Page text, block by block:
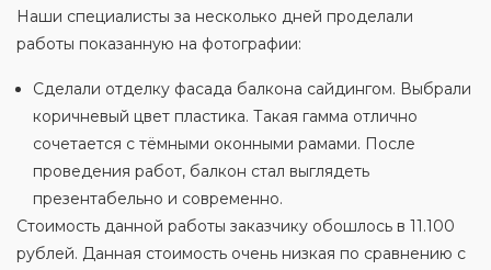
Наши специалисты за несколько дней проделали
работы показанную на фотографии:
Сделали отделку фасада балкона сайдингом. Выбрали
коричневый цвет пластика. Такая гамма отлично
сочетается с тёмными оконными рамами. После
проведения работ, балкон стал выглядеть
презентабельно и современно.
Стоимость данной работы заказчику обошлось в 11.100
рублей. Данная стоимость очень низкая по сравнению с